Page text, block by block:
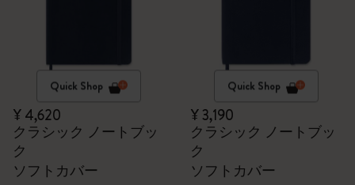
Quick Shop
¥ 4,620
クラシック ノートブッ
ク
ソフトカバー
Quick Shop
¥ 3,190
クラシック ノートブッ
ク
ソフトカバー